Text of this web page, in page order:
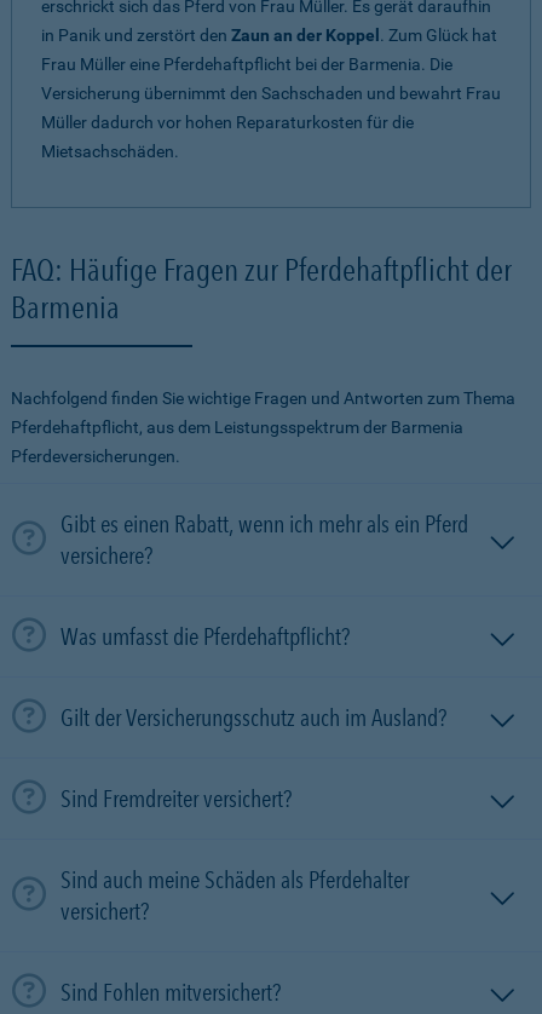
erschrickt sich das Pferd von Frau Müller. Es gerät daraufhin
in Panik und zerstört den Zaun an der Koppel . Zum Glück hat
Frau Müller eine Pferdehaftpflicht bei der Barmenia. Die
Versicherung übernimmt den Sachschaden und bewahrt Frau
Müller dadurch vor hohen Reparaturkosten für die
Mietsachschäden.
FAQ: Häufige Fragen zur Pferdehaftpflicht der
Barmenia
Nachfolgend finden Sie wichtige Fragen und Antworten zum Thema
Pferdehaftpflicht, aus dem Leistungsspektrum der Barmenia
Pferdeversicherungen.
Gibt es einen Rabatt, wenn ich mehr als ein Pferd
versichere?
Was umfasst die Pferdehaftpflicht?
Gilt der Versicherungsschutz auch im Ausland?
Sind Fremdreiter versichert?
Sind auch meine Schäden als Pferdehalter
versichert?
Sind Fohlen mitversichert?